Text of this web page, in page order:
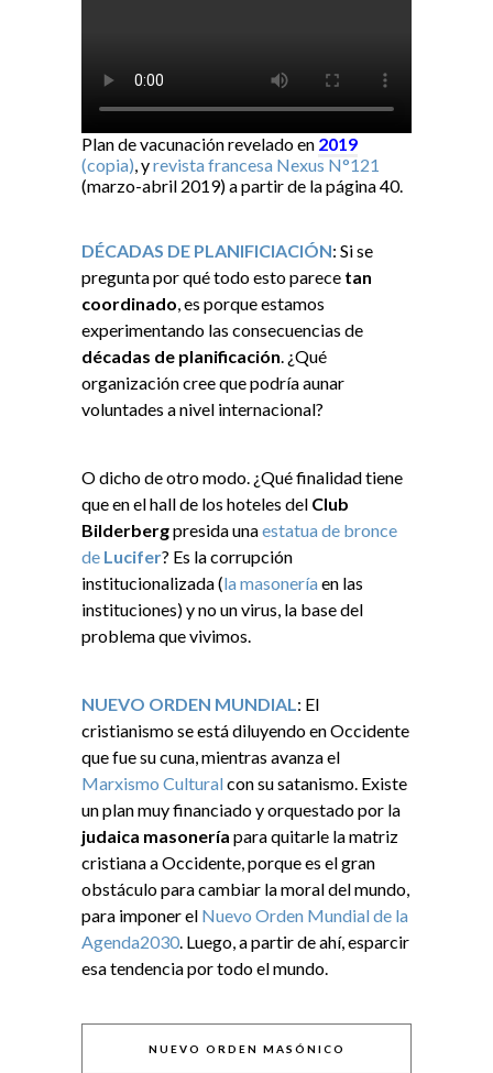
Plan de vacunación revelado en 2019
(copia), yrevista francesa Nexus N°121
(marzo-abril 2019) a partir de la página 40.
DÉCADAS DE PLANIFICIACIÓN: Si se
pregunta por qué todo esto parece tan
coordinado, es porque estamos
experimentando las consecuencias de
décadas de planificación. ¿Qué
organización cree que podría aunar
voluntades a nivel internacional?
O dicho de otro modo. ¿Qué finalidad tiene
que en el hall de los hoteles del Club
Bilderbergpresida unaestatua de bronce
de Lucifer? Es la corrupción
institucionalizada (la masoneríaen las
instituciones) y no un virus, la base del
problema que vivimos.
NUEVO ORDEN MUNDIAL: El
cristianismo se está diluyendo en Occidente
que fue su cuna, mientras avanza el
Marxismo Culturalcon su satanismo. Existe
un plan muy financiado y orquestado por la
judaica masonería para quitarle la matriz
cristiana a Occidente, porque es el gran
obstáculo para cambiar la moral del mundo,
para imponer el Nuevo Orden Mundial de la
Agenda2030. Luego, a partir de ahí, esparcir
esa tendencia por todo el mundo.
NUEVO ORDEN MASÓNICO